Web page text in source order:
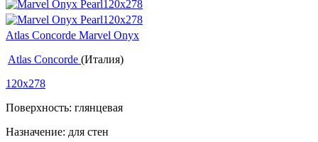
Atlas Concorde Marvel Onyx
Atlas Concorde (Италия)
120x278
Поверхность: глянцевая
Назначение: для стен